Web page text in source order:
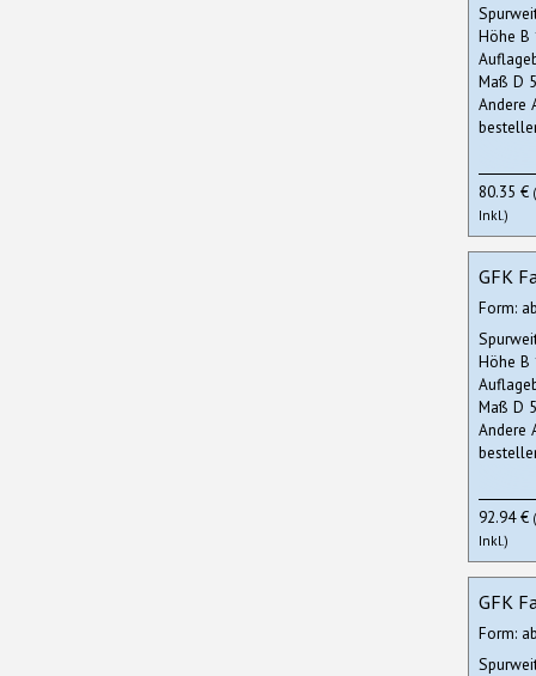
Höhe B
Maß D
Andere
80.35 €
Inkl.)
GFK
Form:
Höhe B
Maß D
Andere
92.94 €
Inkl.)
GFK
Form: